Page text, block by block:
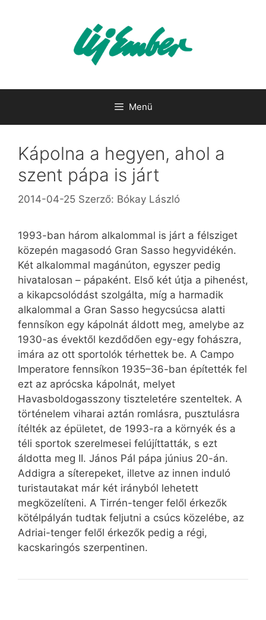
Menü
Kápolna a hegyen, ahol a
szent pápa is járt
2014-04-25 Szerző: Bókay László
1993-ban három alkalommal is járt a félsziget
közepén magasodó Gran Sasso hegyvidékén.
Két alkalommal magánúton, egyszer pedig
hivatalosan – pápaként. Első két útja a pihenést,
a kikapcsolódást szolgálta, míg a harmadik
alkalommal a Gran Sasso hegycsúcsa alatti
fennsíkon egy kápolnát áldott meg, amelybe az
1930-as évektől kezdődően egy-egy fohászra,
imára az ott sportolók térhettek be. A Campo
Imperatore fennsíkon 1935–36-ban építették fel
ezt az aprócska kápolnát, melyet
Havasboldogasszony tiszteletére szenteltek. A
történelem viharai aztán romlásra, pusztulásra
ítélték az épületet, de 1993-ra a környék és a
téli sportok szerelmesei felújíttatták, s ezt
áldotta meg II. János Pál pápa június 20-án.
Addigra a síterepeket, illetve az innen induló
turistautakat már két irányból lehetett
megközelíteni. A Tirrén-tenger felől érkezők
kötélpályán tudtak feljutni a csúcs közelébe, az
Adriai-tenger felől érkezők pedig a régi,
kacskaringós szerpentinen.